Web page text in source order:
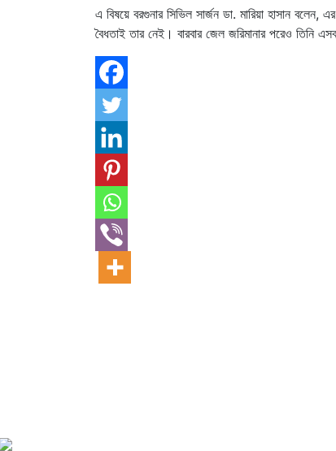
এ বিষয়ে বরগুনার সিভিল সার্জন ডা. মারিয়া হাসান
বৈধতাই তার নেই। বারবার জেল জরিমানার পরেও তিনি